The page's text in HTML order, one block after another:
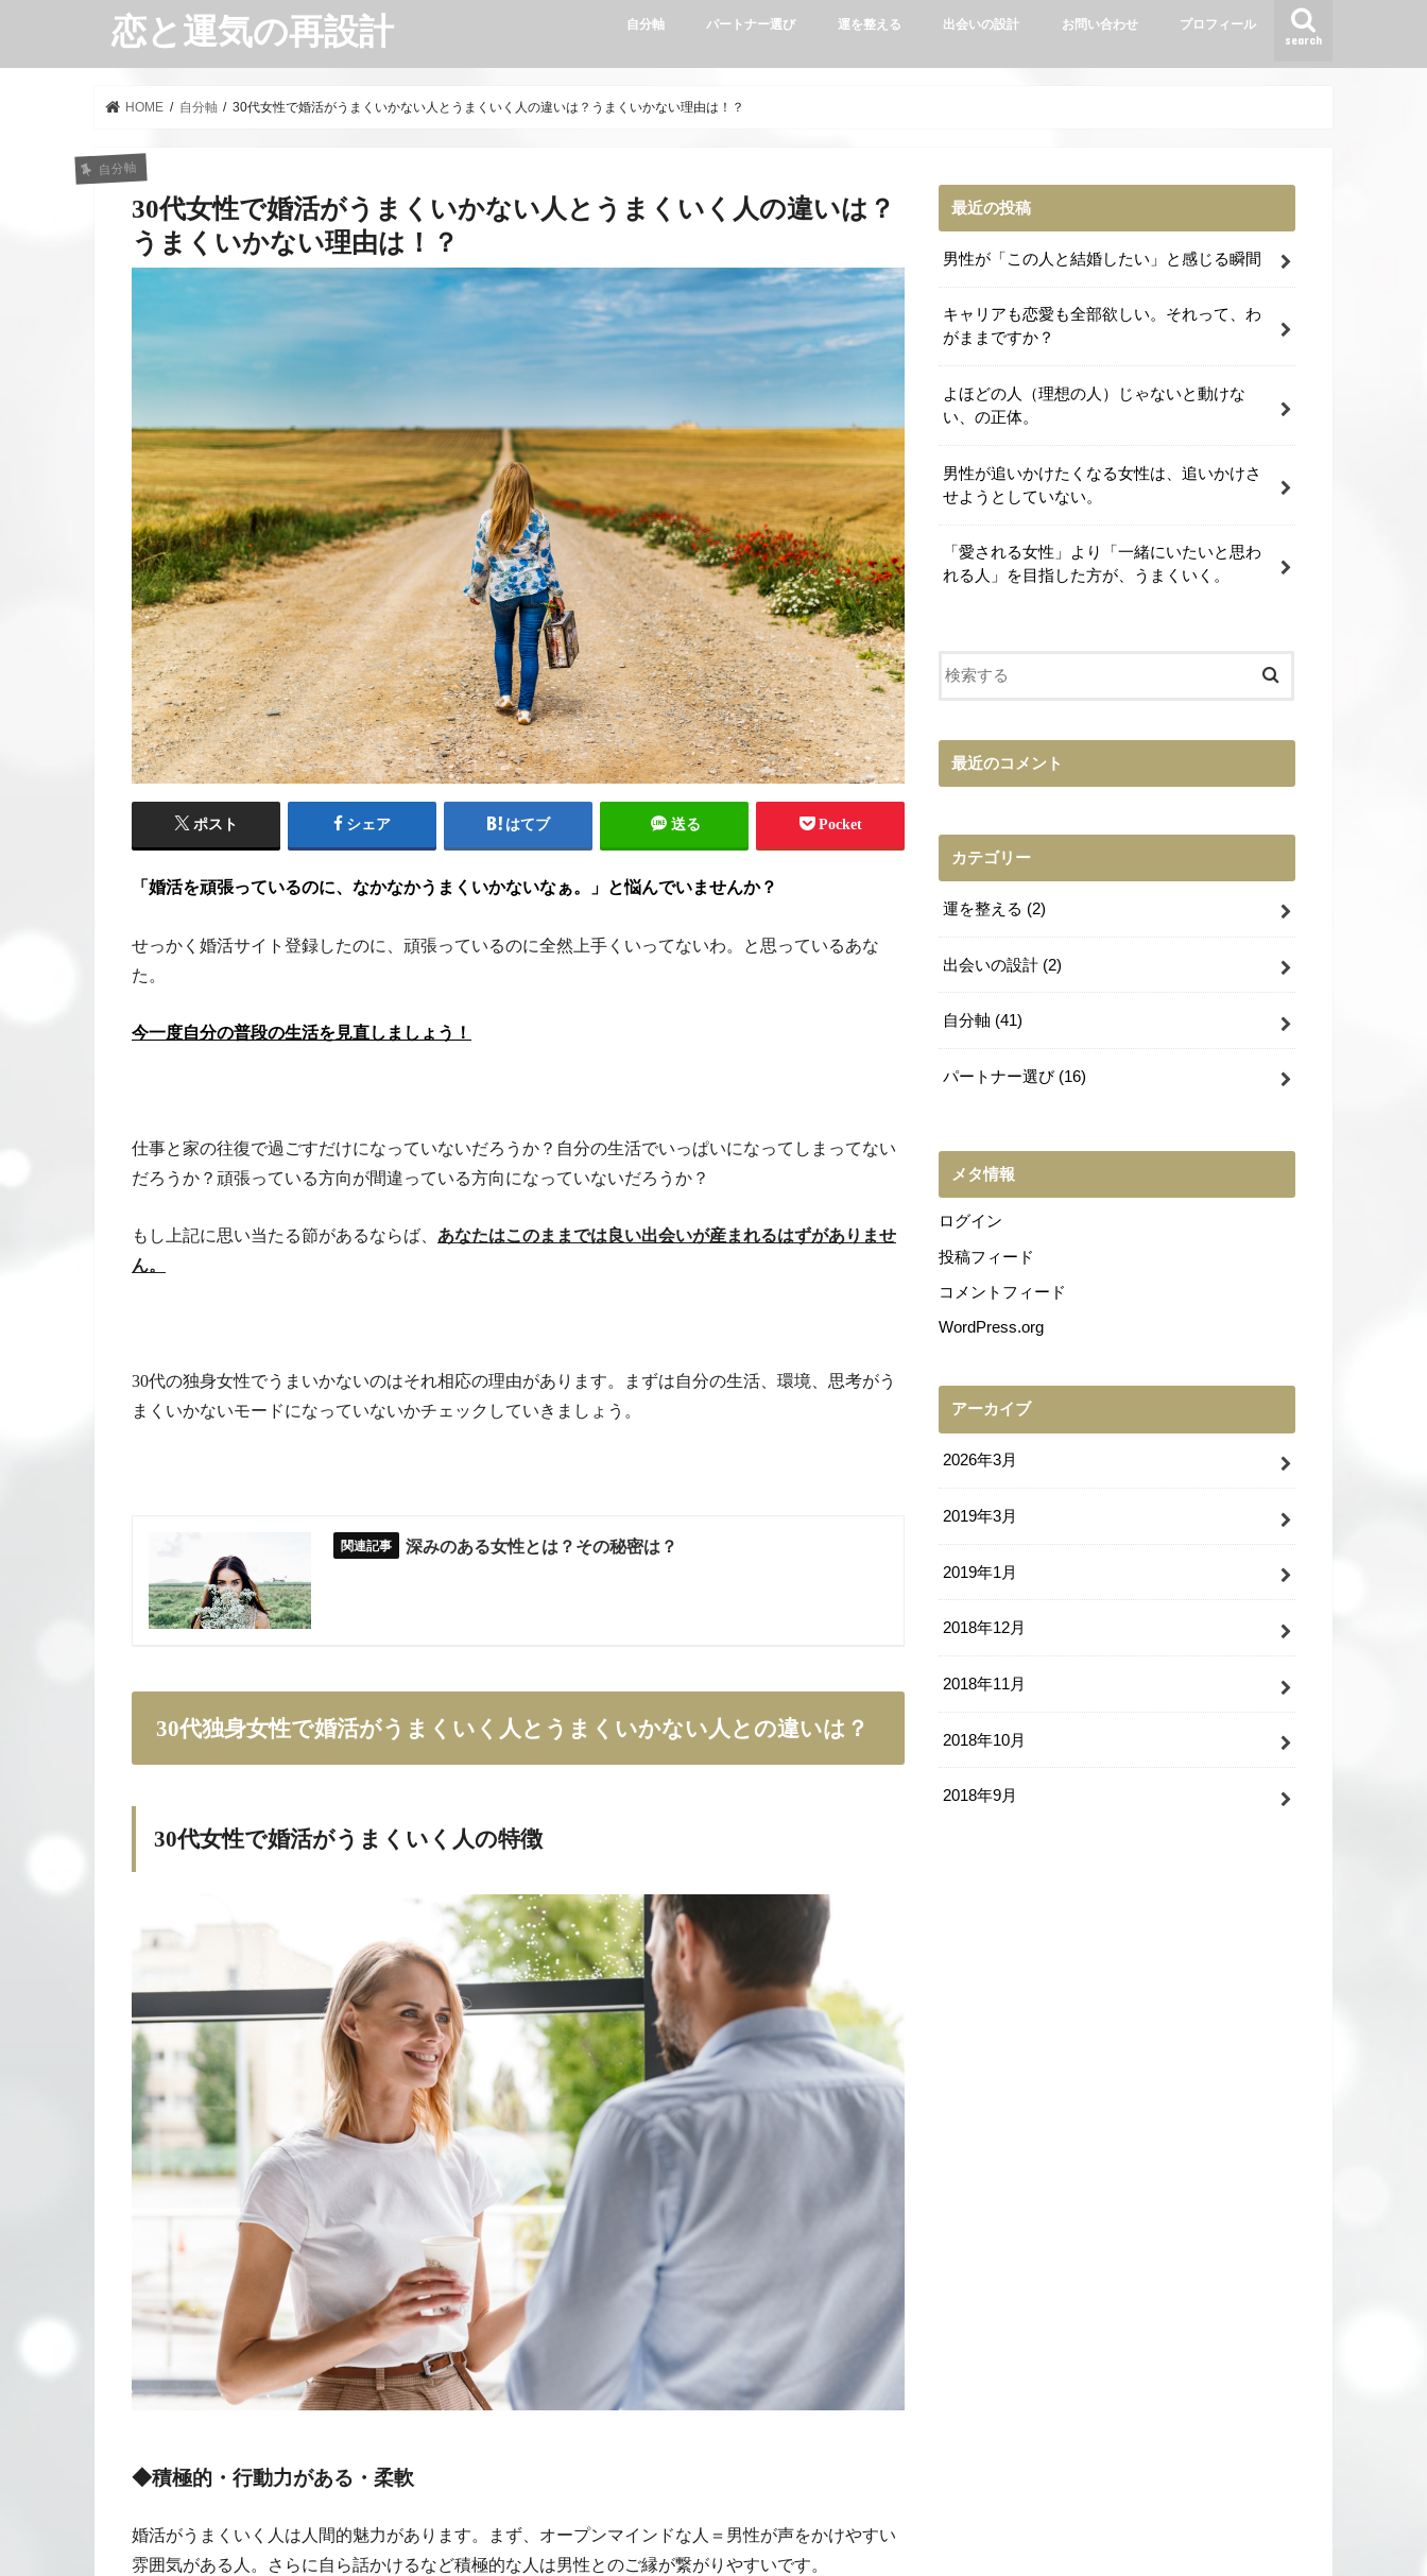
恋と運気の再設計 search
自分軸 パートナー選び 運を整える 出会いの設計 お問い合わせ プロフィール
HOME 自分軸 30代女性で婚活がうまくいかない人とうまくいく人の違いは？うまくいかない理由は！？
自分軸
30代女性で婚活がうまくいかない人とうまくいく人の違いは？
うまくいかない理由は！？
ポスト シェア はてブ 送る Pocket
「婚活を頑張っているのに、なかなかうまくいかないなぁ。」と悩んでいませんか？
せっかく婚活サイト登録したのに、頑張っているのに全然上手くいってないわ。と思っているあな
た。
今一度自分の普段の生活を見直しましょう！
仕事と家の往復で過ごすだけになっていないだろうか？ 自分の生活でいっぱいになってしまってない
だろうか？頑張っている方向が間違っている方向になっていないだろうか？
もし上記に思い当たる節があるならば、 あなたはこのままでは良い出会いが産まれるはずがありませ
ん。
30代の独身女性でうまいかないのはそれ相応の理由があります。まずは自分の生活、環境、思考がう
まくいかないモードになっていないかチェックしていきましょう。
深みのある女性とは？その秘密は？
30代独身女性で婚活がうまくいく人とうまくいかない人との違いは？
30代女性で婚活がうまくいく人の特徴
◆積極的・行動力がある・柔軟
婚活がうまくいく人は人間的魅力があります。まず、オープンマインドな人＝男性が声をかけやすい
雰囲気がある人。さらに自ら話かけるなど積極的な人は男性とのご縁が繋がりやすいです。
最近の投稿
男性が「この人と結婚したい」と感じる瞬間
キャリアも恋愛も全部欲しい。それって、わ
がままですか？
よほどの人（理想の人）じゃないと動けな
い、の正体。
男性が追いかけたくなる女性は、追いかけさ
せようとしていない。
「愛される女性」より「一緒にいたいと思わ
れる人」を目指した方が、うまくいく。
最近のコメント
カテゴリー
運を整える (2)
出会いの設計 (2)
自分軸 (41)
パートナー選び (16)
メタ情報
ログイン
投稿フィード
コメントフィード
WordPress.org
アーカイブ
2026年3月
2019年3月
2019年1月
2018年12月
2018年11月
2018年10月
2018年9月